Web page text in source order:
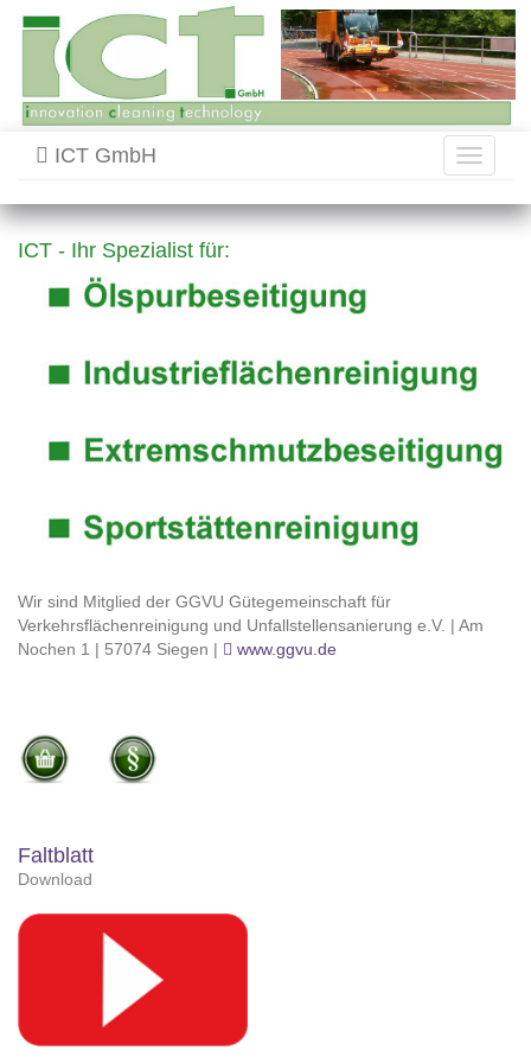
Toggle
ICT GmbH
ICT - Ihr Spezialist für:
Wir sind Mitglied der GGVU Gütegemeinschaft für
Verkehrsflächenreinigung und Unfallstellensanierung e.V. | Am
Nochen 1 | 57074 Siegen |
www.ggvu.de
Faltblatt
Download